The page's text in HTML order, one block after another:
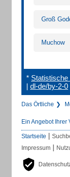
Groß
Muchow
* Statistische
| dl-de/by-2-0
Das Örtliche
Ein Angebot Ihrer
Startseite |
Impressum |